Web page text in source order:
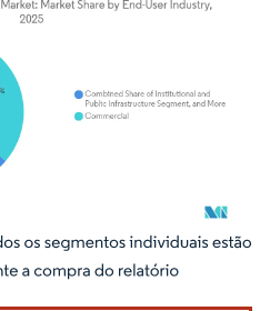
requer atribuição conforme CC BY 4.0.